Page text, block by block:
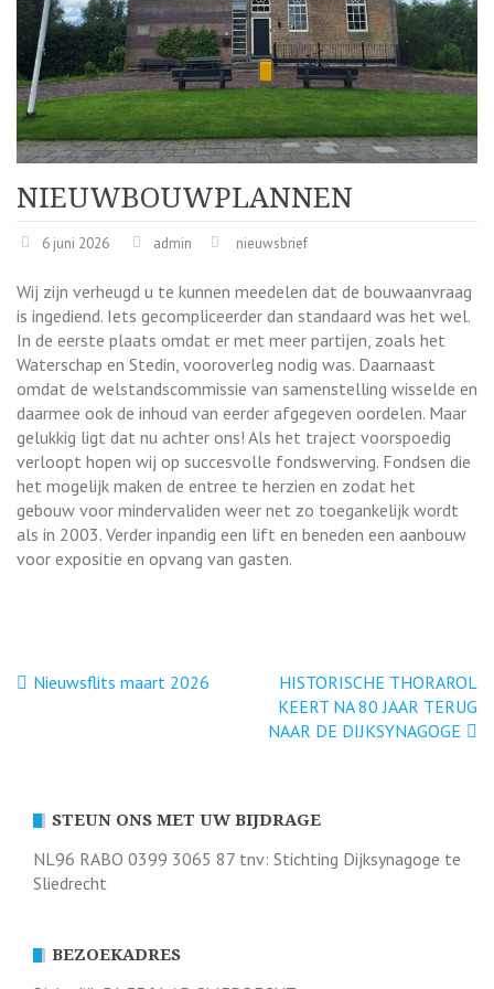
NIEUWBOUWPLANNEN
6 juni 2026 admin nieuwsbrief
Wij zijn verheugd u te kunnen meedelen dat de bouwaanvraag
is ingediend. Iets gecompliceerder dan standaard was het wel.
In de eerste plaats omdat er met meer partijen, zoals het
Waterschap en Stedin, vooroverleg nodig was. Daarnaast
omdat de welstandscommissie van samenstelling wisselde en
daarmee ook de inhoud van eerder afgegeven oordelen. Maar
gelukkig ligt dat nu achter ons! Als het traject voorspoedig
verloopt hopen wij op succesvolle fondswerving. Fondsen die
het mogelijk maken de entree te herzien en zodat het
gebouw voor mindervaliden weer net zo toegankelijk wordt
als in 2003. Verder inpandig een lift en beneden een aanbouw
voor expositie en opvang van gasten.
Bericht
Nieuwsflits maart 2026
HISTORISCHE THORAROL
KEERT NA 80 JAAR TERUG
NAAR DE DIJKSYNAGOGE
STEUN ONS MET UW BIJDRAGE
NL96 RABO 0399 3065 87 tnv: Stichting Dijksynagoge te
Sliedrecht
BEZOEKADRES